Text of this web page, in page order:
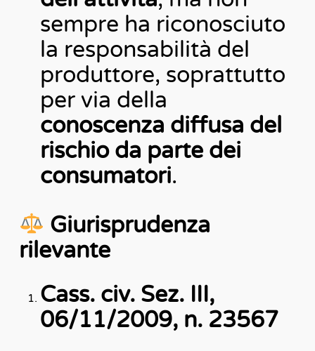
sempre ha riconosciuto
la responsabilità del
produttore, soprattutto
per via della
conoscenza diffusa del
rischio da parte dei
consumatori.
Giurisprudenza
rilevante
Cass. civ. Sez. III,
06/11/2009, n. 23567